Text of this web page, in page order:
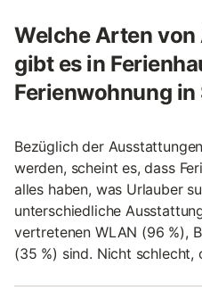
Welche Arten
gibt es in
Ferienwohnung
Bezüglich der
werden, scheint es, dass
alles haben, was Urlauber
unterschiedliche
vertretenen WLAN (96 %),
(35 %) sind. Nicht schlecht,